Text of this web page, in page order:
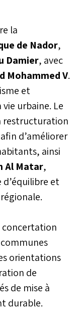
la
projets
la
depuis
la
de Nador,
Damier, avec
Mohammed V.
et
urbaine. Le
restructuration
afin d’améliorer
ainsi
Al Matar,
et
concertation
orientations
de
de mise à
durable.